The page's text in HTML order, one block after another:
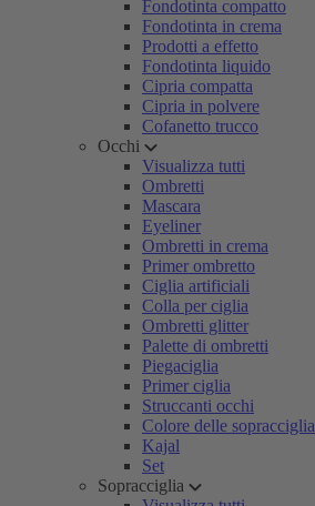
Fondotinta compatto
Fondotinta in crema
Prodotti a effetto
Fondotinta liquido
Cipria compatta
Cipria in polvere
Cofanetto trucco
Occhi
Visualizza tutti
Ombretti
Mascara
Eyeliner
Ombretti in crema
Primer ombretto
Ciglia artificiali
Colla per ciglia
Ombretti glitter
Palette di ombretti
Piegaciglia
Primer ciglia
Struccanti occhi
Colore delle sopracciglia
Kajal
Set
Sopracciglia